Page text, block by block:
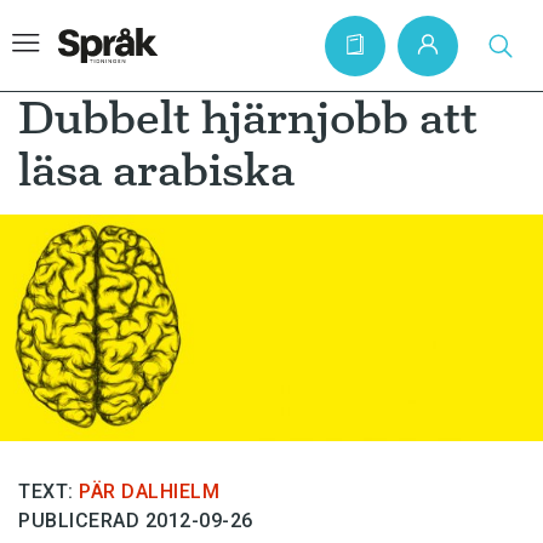
Artiklar
Krönikor
Språkfrågor
Skrivtips
Bokrecensioner
Podden
Dubbelt hjärnjobb att
läsa arabiska
TEXT: PÄR DALHIELM
PUBLICERAD 2012-09-26